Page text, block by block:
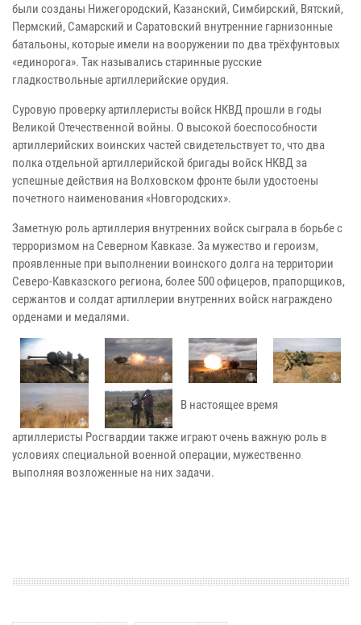
были созданы Нижегородский, Казанский, Симбирский, Вятский,
Пермский, Самарский и Саратовский внутренние гарнизонные
батальоны, которые имели на вооружении по два трёхфунтовых
«единорога». Так назывались старинные русские
гладкоствольные артиллерийские орудия.
Суровую проверку артиллеристы войск НКВД прошли в годы
Великой Отечественной войны. О высокой боеспособности
артиллерийских воинских частей свидетельствует то, что два
полка отдельной артиллерийской бригады войск НКВД за
успешные действия на Волховском фронте были удостоены
почетного наименования «Новгородских».
Заметную роль артиллерия внутренних войск сыграла в борьбе с
терроризмом на Северном Кавказе. За мужество и героизм,
проявленные при выполнении воинского долга на территории
Северо-Кавказского региона, более 500 офицеров, прапорщиков,
сержантов и солдат артиллерии внутренних войск награждено
орденами и медалями.
В настоящее время
артиллеристы Росгвардии также играют очень важную роль в
условиях специальной военной операции, мужественно
выполняя возложенные на них задачи.